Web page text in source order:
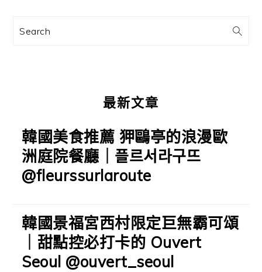
訊
Search
最新文章
韓國美食推薦 狎鷗亭的浪漫歐
洲庭院餐廳｜플르서라구뜨
@fleurssurlaroute
韓國景福宮西村限定巨無霸可頌
｜甜點控必打卡的 Ouvert
Seoul @ouvert_seoul